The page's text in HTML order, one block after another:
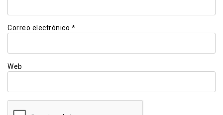
Correo electrónico *
Web